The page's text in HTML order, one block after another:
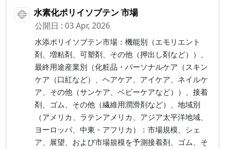
水素化ポリイソブテン 市場
公開日 : 03 Apr, 2026
水添ポリイソブテン市場：機能別（エモリエント
剤、増粘剤、可塑剤、その他（押出し剤など））、
最終用途産業別（化粧品・パーソナルケア（スキン
ケア（口紅など）、ヘアケア、アイケア、ネイルケ
ア、その他（サンケア、ベビーケアなど））、接着
剤、ゴム、その他（繊維用潤滑剤など）、地域別
（アメリカ、ラテンアメリカ、アジア太平洋地域、
ヨーロッパ、中東・アフリカ）：市場規模、シェ
ア、展望、および市場規模を予測接着剤、ゴム、そ